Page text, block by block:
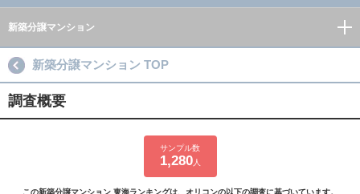
新築分譲マンション
新築分譲マンション TOP
調査概要
サンプル数
1,280人
この新築分譲マンション 東海ランキングは、オリコンの以下の調査に基づいています。